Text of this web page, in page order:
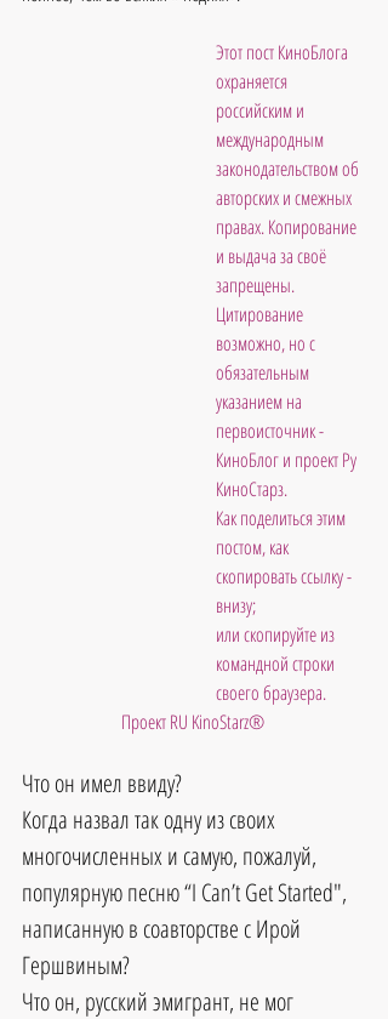
Этот пост КиноБлога
охраняется
российским и
международным
законодательством об
авторских и смежных
правах. Копирование
и выдача за своё
запрещены.
Цитирование
возможно, но с
обязательным
указанием на
первоисточник -
КиноБлог и проект Ру
КиноСтарз.
Как поделиться этим
постом, как
скопировать ссылку -
внизу;
или скопируйте из
командной строки
своего браузера.
Проект RU KinoStarz®
Что он имел ввиду?
Когда назвал так одну из своих
многочисленных и самую, пожалуй,
популярную песню “I Can’t Get Started",
написанную в соавторстве с Ирой
Гершвиным?
Что он, русский эмигрант, не мог